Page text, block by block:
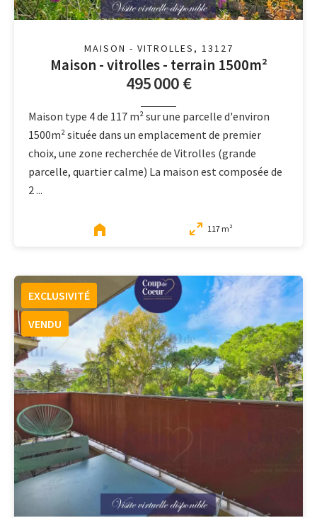
MAISON - VITROLLES, 13127
Maison - vitrolles - terrain 1500m²
495 000 €
Maison type 4 de 117 m² sur une parcelle d'environ
1500m² située dans un emplacement de premier
choix, une zone recherchée de Vitrolles (grande
parcelle, quartier calme) La maison est composée de
2 ...
117 m²
EXCLUSIVITÉ
VENDU